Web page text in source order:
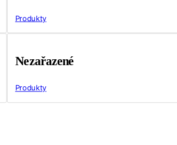
Produkty
Nezařazené
Produkty